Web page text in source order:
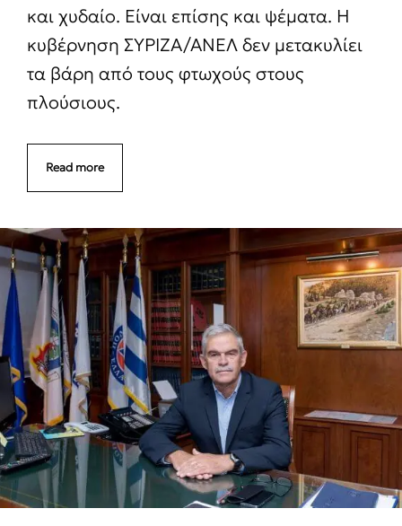
και χυδαίο. Είναι επίσης και ψέματα. Η
κυβέρνηση ΣΥΡΙΖΑ/ΑΝΕΛ δεν μετακυλίει
τα βάρη από τους φτωχούς στους
πλούσιους.
Read more